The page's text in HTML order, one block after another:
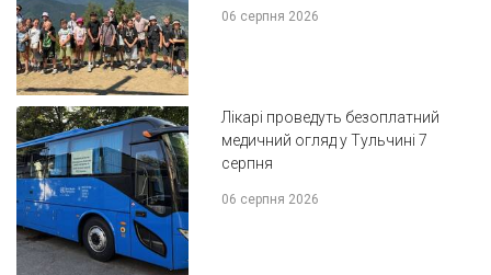
06 серпня 2026
Лікарі проведуть безоплатний
медичний огляд у Тульчині 7
серпня
06 серпня 2026